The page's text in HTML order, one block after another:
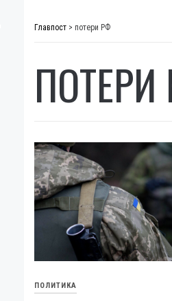
Главпост > потери РФ
ПОЛИТИКА